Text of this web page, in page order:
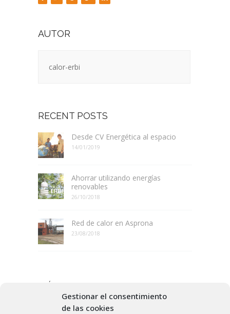
Gestionar el consentimiento
de las cookies
AUTOR
calor-erbi
RECENT POSTS
Desde CV Energética al espacio
14/01/2019
Ahorrar utilizando energías
renovables
26/10/2018
Red de calor en Asprona
23/08/2018
Nuevas fuentes de energía